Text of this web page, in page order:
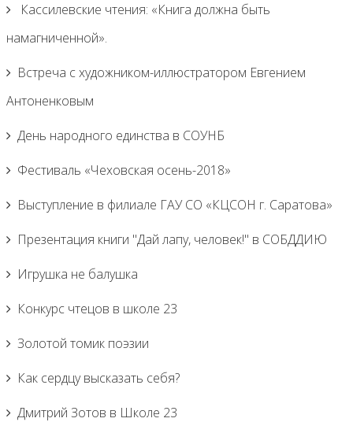
Кассилевские чтения: «Книга должна быть
намагниченной».
Встреча с художником-иллюстратором Евгением
Антоненковым
День народного единства в СОУНБ
Фестиваль «Чеховская осень-2018»
Выступление в филиале ГАУ СО «КЦСОН г. Саратова»
Презентация книги "Дай лапу, человек!" в СОБДДИЮ
Игрушка не балушка
Конкурс чтецов в школе 23
Золотой томик поэзии
Как сердцу высказать себя?
Дмитрий Зотов в Школе 23